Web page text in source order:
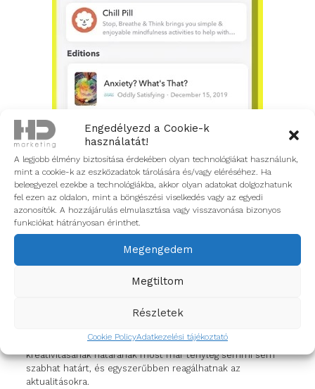
Engedélyezd a Cookie-k
használatát!
A legjobb élmény biztosítása érdekében olyan technológiákat használunk,
mint a cookie-k az eszközadatok tárolására és/vagy eléréséhez. Ha
beleegyezel ezekbe a technológiákba, akkor olyan adatokat dolgozhatunk
fel ezen az oldalon, mint a böngészési viselkedés vagy az egyedi
azonosítók. A hozzájárulás elmulasztása vagy visszavonása bizonyos
funkciókat hátrányosan érinthet.
Megengedem
Megtiltom
Részletek
Cookie PolicyAdatkezelési tájékoztató
A tartalomgyártást segítő Canva pedig külön sablonokat,
közölhessék mondandóikat. Így az egyéni- és kisvállalkozók
kreativitásának határának most már tényleg semmi sem
szabhat határt, és egyszerűbben reagálhatnak az
aktualitásokra.